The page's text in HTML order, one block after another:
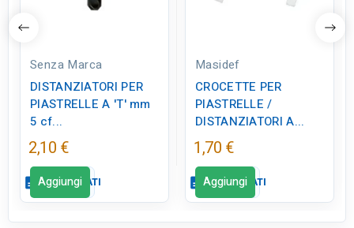
Senza Marca
DISTANZIATORI PER
PIASTRELLE A 'T' mm
5 cf...
2,10 €
descriptionSCHEDA DATI
Aggiungi
Masidef
CROCETTE PER
PIASTRELLE /
DISTANZIATORI A...
1,70 €
descriptionSCHEDA DATI
Aggiungi